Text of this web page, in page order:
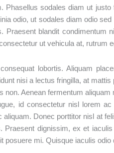
Phasellus sodales diam ut
odio, ut sodales diam odio
Praesent blandit condimentum
ut vehicula at, rutrum
lobortis. Aliquam
nisi a lectus fringilla, at
non. Aenean fermentum
id consectetur nisl lorem
Donec porttitor nisl at
Praesent dignissim, ex et
posuere mi. Quisque iaculis